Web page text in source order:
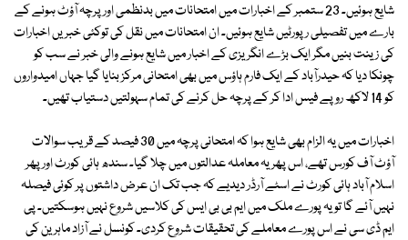
شایع ہوئیں۔ 23 ستمبر کے اخبارات میں امتحانات میں بدنظمی اور پرچہ آؤٹ ہونے کے
بارے میں تفصیلی رپورٹیں شایع ہوئیں۔ ان امتحانات میں نقل کی توکئی خبریں اخبارات
کی زینت بنیں مگر ایک بڑے انگریزی کے اخبار میں شایع ہونے والی خبر نے سب کو
چونکا دیا کہ حیدرآباد کے ایک فارم ہاؤس میں بھی امتحانی مرکز بنایا گیا جہاں امیدواروں
کو 14 لاکھ روپے فیس ادا کر کے پرچہ حل کرنے کی تمام سہولتیں دستیاب تھیں۔
اخبارات میں یہ الزام بھی شایع ہوا کہ امتحانی پرچہ میں 30 فیصد کے قریب سوالات
آؤٹ آف کورس تھے، اس پھر یہ معاملہ عدالتوں میں چلا گیا۔ سندھ ہائی کورٹ اور پھر
اسلام آباد ہائی کورٹ نے اسٹے آرڈر دیدیے کہ جب تک ان عرض داشتوں پر کوئی فیصلہ
نہیں آئے گا تو یہ پورے ملک میں ایم بی بی ایس کی کلاسیں شروع نہیں ہوسکتیں۔ پی
ایم ڈی سی نے اس پورے معاملے کی تحقیقات شروع کردی۔ کونسل نے آزاد ماہرین کی